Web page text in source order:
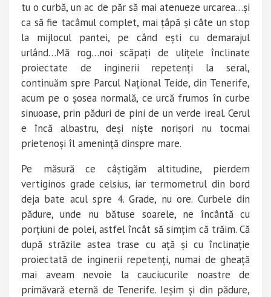
tu o curbă, un ac de păr să mai atenueze urcarea…și
ca să fie tacâmul complet, mai țâpă și câte un stop
la mijlocul pantei, pe când ești cu demarajul
urlând…Mă rog…noi scăpați de ulițele înclinate
proiectate de inginerii repetenți la seral,
continuăm spre Parcul Național Teide, din Tenerife,
acum pe o șosea normală, ce urcă frumos în curbe
sinuoase, prin păduri de pini de un verde ireal. Cerul
e încă albastru, deși niște norișori nu tocmai
prietenoși îl amenință dinspre mare.
Pe măsură ce câștigăm altitudine, pierdem
vertiginos grade celsius, iar termometrul din bord
deja bate acul spre 4. Grade, nu ore. Curbele din
pădure, unde nu bătuse soarele, ne încântă cu
porțiuni de polei, astfel încât să simțim că trăim. Că
după străzile astea trase cu ață și cu înclinație
proiectată de inginerii repetenți, numai de gheață
mai aveam nevoie la cauciucurile noastre de
primăvară eternă de Tenerife. Ieșim și din pădure,